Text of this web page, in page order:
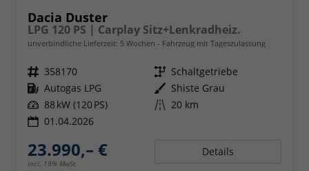
Dacia Duster
LPG 120 PS | Carplay Sitz+Lenkradheiz.
unverbindliche Lieferzeit: 5 Wochen Fahrzeug mit Tageszulassung
Fahrzeugnr. 358170 Getriebe Schaltgetriebe
Kraftstoff Autogas LPG Außenfarbe Shiste Grau
Leistung 88 kW (120 PS) Kilometerstand 20 km
01.04.2026
23.990,– €
incl. 19% MwSt.
Details